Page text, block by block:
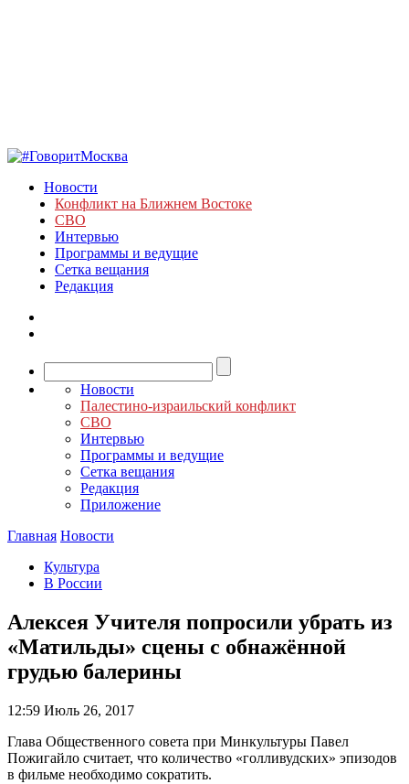
Новости
Конфликт на Ближнем Востоке
СВО
Интервью
Программы и ведущие
Сетка вещания
Редакция
Новости
Палестино-израильский конфликт
СВО
Интервью
Программы и ведущие
Сетка вещания
Редакция
Приложение
Главная Новости
Культура
В России
Алексея Учителя попросили убрать из
«Матильды» сцены с обнажённой
грудью балерины
12:59 Июль 26, 2017
Глава Общественного совета при Минкультуры Павел
Пожигайло считает, что количество «голливудских» эпизодов
в фильме необходимо сократить.